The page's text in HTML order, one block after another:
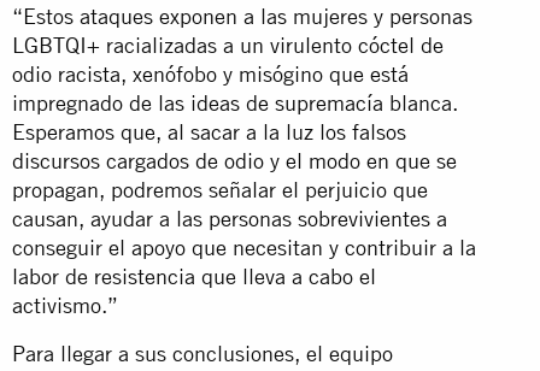
“Estos ataques exponen a las mujeres y personas
LGBTQI+ racializadas a un virulento cóctel de
odio racista, xenófobo y misógino que está
impregnado de las ideas de supremacía blanca.
Esperamos que, al sacar a la luz los falsos
discursos cargados de odio y el modo en que se
propagan, podremos señalar el perjuicio que
causan, ayudar a las personas sobrevivientes a
conseguir el apoyo que necesitan y contribuir a la
labor de resistencia que lleva a cabo el
activismo.”
Para llegar a sus conclusiones, el equipo